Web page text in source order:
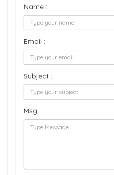
Name :
Email :
Subject :
Msg :